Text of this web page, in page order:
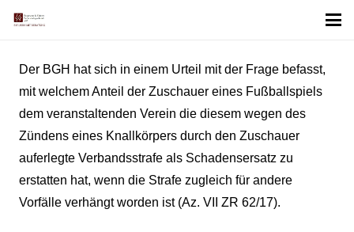
Der BGH hat sich in einem Urteil mit der Frage befasst,
mit welchem Anteil der Zuschauer eines Fußballspiels
dem veranstaltenden Verein die diesem wegen des
Zündens eines Knallkörpers durch den Zuschauer
auferlegte Verbandsstrafe als Schadensersatz zu
erstatten hat, wenn die Strafe zugleich für andere
Vorfälle verhängt worden ist (Az. VII ZR 62/17).